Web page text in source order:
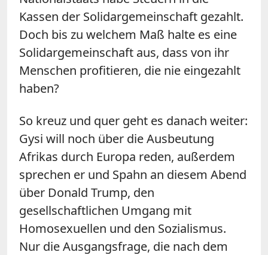
Kassen der Solidargemeinschaft gezahlt.
Doch bis zu welchem Maß halte es eine
Solidargemeinschaft aus, dass von ihr
Menschen profitieren, die nie eingezahlt
haben?
So kreuz und quer geht es danach weiter:
Gysi will noch über die Ausbeutung
Afrikas durch Europa reden, außerdem
sprechen er und Spahn an diesem Abend
über Donald Trump, den
gesellschaftlichen Umgang mit
Homosexuellen und den Sozialismus.
Nur die Ausgangsfrage, die nach dem